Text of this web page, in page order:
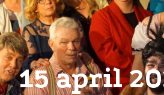
15 april